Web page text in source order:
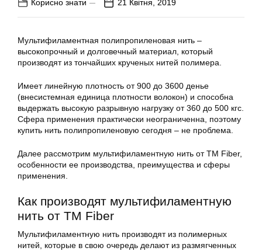
Корисно знати 21 Квітня, 2019
Мультифиламентная полипропиленовая нить –
высокопрочный и долговечный материал, который
производят из тончайших крученых нитей полимера.
Имеет линейную плотность от 900 до 3600 денье
(внесистемная единица плотности волокон) и способна
выдержать высокую разрывную нагрузку от 360 до 500 кгс.
Сфера применения практически неограниченна, поэтому
купить нить полипропиленовую сегодня – не проблема.
Далее рассмотрим мультифиламентную нить от ТМ Fiber,
особенности ее производства, преимущества и сферы
применения.
Как производят мультифиламентную
нить от ТМ Fiber
Мультифиламентную нить производят из полимерных
нитей, которые в свою очередь делают из размягченных